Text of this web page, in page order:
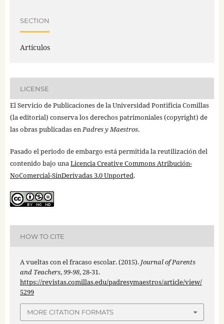
SECTION
Artículos
LICENSE
El Servicio de Publicaciones de la Universidad Pontificia Comillas
(la editorial) conserva los derechos patrimoniales (copyright) de
las obras publicadas enPadres y Maestros.
Pasado el periodo de embargo está permitida la reutilización del
contenido bajo unaLicencia Creative Commons Atribución-
NoComercial-SinDerivadas 3.0 Unported.
HOW TO CITE
A vueltas con el fracaso escolar. (2015). Journal of Parents
and Teachers,99-98, 28-31.
https://revistas.comillas.edu/padresymaestros/article/view/
5299
MORE CITATION FORMATS